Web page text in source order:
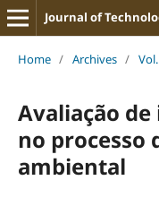
Journal of
Home / Archives /
Avaliação
no processo
ambiental